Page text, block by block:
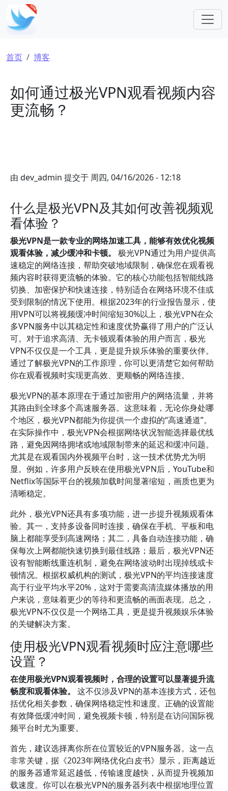
跳转到主要内容
面包屑
首页 博客
如何通过极光VPN观看视频内容
更流畅？
由 dev_admin 提交于 周四, 04/16/2026 - 12:18
什么是极光VPN及其如何改善视频观
看体验？
极光VPN是一款专业的网络加速工具，能够有效优化视频
观看体验，减少缓冲和卡顿。
极光VPN通过为用户提供高
速稳定的网络连接，帮助突破地域限制，确保您在观看视
频内容时获得更流畅的体验。它的核心功能包括智能线路
切换、加密保护和快速连接，特别适合在网络环境不佳或
受到限制的情况下使用。根据2023年的行业报告显示，使
用VPN可以将视频缓冲时间缩短30%以上，极光VPN在众
多VPN服务中以其稳定性和速度优势赢得了用户的广泛认
可。对于追求高清、无卡顿观看体验的用户而言，极光
VPN不仅仅是一个工具，更是提升娱乐体验的重要伙伴。
通过了解极光VPN的工作原理，你可以更清楚它如何帮助
你在观看视频时实现更高效、更顺畅的网络连接。
极光VPN的基本原理在于通过加密用户的网络流量，并将
其路由到全球多个高速服务器。这意味着，无论你身处哪
个地区，极光VPN都能为你提供一个虚拟的“高速通道”。
在实际操作中，极光VPN会根据网络状况智能选择最优线
路，避免因网络拥堵或地域限制带来的延迟和缓冲问题。
尤其是在观看国内外视频平台时，这一技术优势尤为明
显。例如，许多用户反映在使用极光VPN后，YouTube和
Netflix等国际平台的视频加载时间显著缩短，画质也更为
清晰稳定。
此外，极光VPN还具有多项功能，进一步提升视频观看体
验。其一，支持多设备同时连接，确保在手机、平板和电
脑上都能享受到高速网络；其二，具备自动连接功能，确
保每次上网都能快速切换到最佳线路；最后，极光VPN还
设有智能断线重连机制，避免在网络波动时出现掉线或卡
顿情况。根据权威机构的测试，极光VPN的平均连接速度
高于行业平均水平20%，这对于需要高清流媒体播放的用
户来说，意味着更少的等待和更流畅的画面表现。总之，
极光VPN不仅仅是一个网络工具，更是提升视频娱乐体验
的关键解决方案。
使用极光VPN观看视频时应注意哪些
设置？
在使用极光VPN观看视频时，合理的设置可以显著提升流
畅度和观看体验。
这不仅涉及VPN的基本连接方式，还包
括优化相关参数，确保网络稳定性和速度。正确的设置能
有效降低缓冲时间，避免视频卡顿，特别是在访问国际视
频平台时尤为重要。
首先，建议选择离你所在位置较近的VPN服务器。这一点
非常关键，据《2023年网络优化白皮书》显示，距离越近
的服务器通常延迟越低，传输速度越快，从而提升视频加
载速度。你可以在极光VPN的服务器列表中根据地理位置